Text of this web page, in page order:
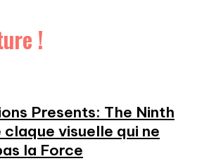
!
Presents: The Ninth
claque visuelle qui ne
la Force